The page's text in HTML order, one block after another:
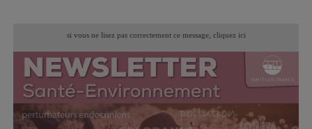
si vous ne lisez pas correctement ce message, cliquez ici